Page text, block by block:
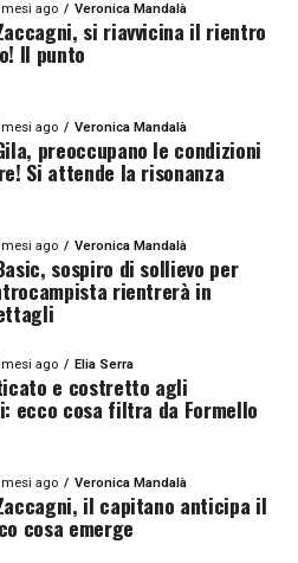
mesi ago Veronica Mandalà
si riavvicina il rientro
Il punto
mesi ago Veronica Mandalà
preoccupano le condizioni
Si attende la risonanza
mesi ago Veronica Mandalà
sospiro di sollievo per
rientrerà in
mesi ago Elia Serra
e costretto agli
ecco cosa filtra da Formello
mesi ago Veronica Mandalà
il capitano anticipa il
cosa emerge